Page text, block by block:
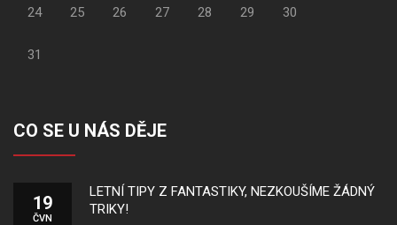
24 25 26 27 28 29 30
31
CO SE U NÁS DĚJE
19
ČVN
LETNÍ TIPY Z FANTASTIKY, NEZKOUŠÍME ŽÁDNÝ
TRIKY!